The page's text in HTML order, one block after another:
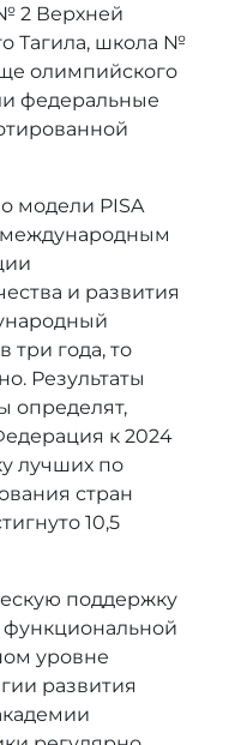
2 Верхней
Тагила, школа №
олимпийского
федеральные
модели PISA
международным
и развития
три года, то
Результаты
определят,
к 2024
лучших по
стран
10,5
поддержку
уровне
развития